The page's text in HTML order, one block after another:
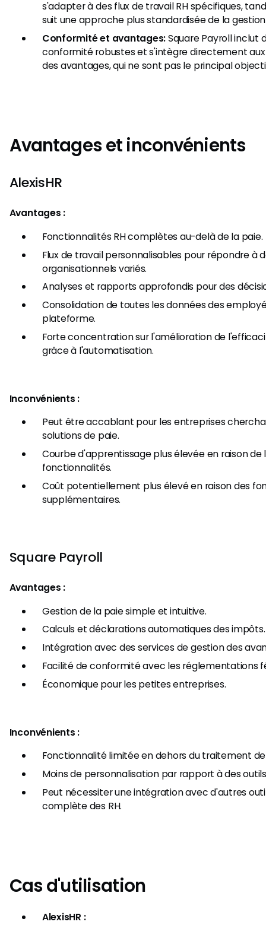
s'adapter à des flux de travail RH spécifiques,
suit une approche plus standardisée de la
Conformité et avantages:Square Payroll inclut
conformité robustes et s'intègre directement
des avantages, qui ne sont pas le principal
Avantages et inconvénients
AlexisHR
Avantages :
Fonctionnalités RH complètes au-delà de la paie.
Flux de travail personnalisables pour répondre à
organisationnels variés.
Analyses et rapports approfondis pour des
Consolidation de toutes les données des
plateforme.
Forte concentration sur l'amélioration de
grâce à l'automatisation.
Inconvénients :
Peut être accablant pour les entreprises
solutions de paie.
Courbe d'apprentissage plus élevée en raison
fonctionnalités.
Coût potentiellement plus élevé en raison des
supplémentaires.
Square Payroll
Avantages :
Gestion de la paie simple et intuitive.
Calculs et déclarations automatiques des impôts.
Intégration avec des services de gestion des
Facilité de conformité avec les réglementations
Économique pour les petites entreprises.
Inconvénients :
Fonctionnalité limitée en dehors du traitement
Moins de personnalisation par rapport à des
Peut nécessiter une intégration avec d'autres
complète des RH.
Cas d'utilisation
AlexisHR :